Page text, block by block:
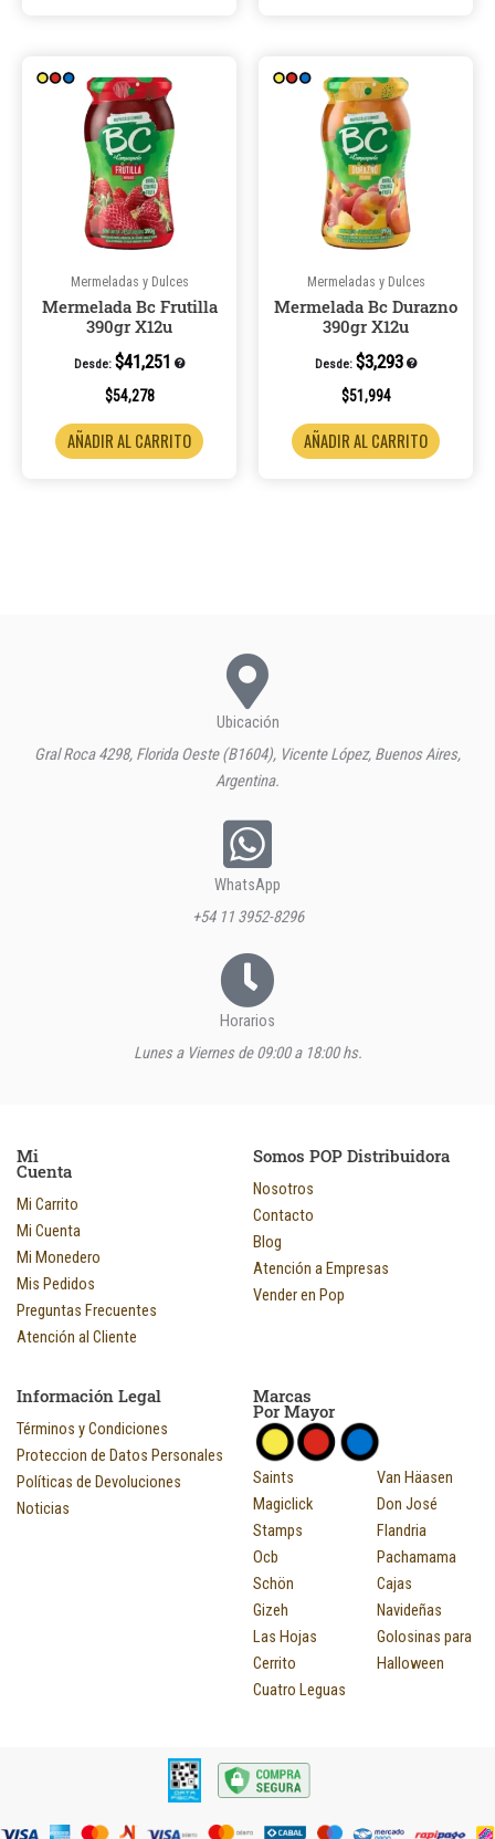
Mermeladas y Dulces
Mermelada Bc Frutilla
390gr X12u
Desde: $41,251
$54,278
AÑADIR AL CARRITO
Mermeladas y Dulces
Mermelada Bc Durazno
390gr X12u
Desde: $3,293
$51,994
AÑADIR AL CARRITO
Ubicación
Gral Roca 4298, Florida Oeste (B1604), Vicente López, Buenos Aires,
Argentina.
WhatsApp
+54 11 3952-8296
Horarios
Lunes a Viernes de 09:00 a 18:00 hs.
Mi
Cuenta
Mi Carrito
Mi Cuenta
Mi Monedero
Mis Pedidos
Preguntas Frecuentes
Atención al Cliente
Somos POP Distribuidora
Nosotros
Contacto
Blog
Atención a Empresas
Vender en Pop
Información Legal
Términos y Condiciones
Proteccion de Datos Personales
Políticas de Devoluciones
Noticias
Marcas
Por Mayor
Saints
Magiclick
Stamps
Ocb
Schön
Gizeh
Las Hojas
Cerrito
Cuatro Leguas
Van Häasen
Don José
Flandria
Pachamama
Cajas
Navideñas
Golosinas para
Halloween